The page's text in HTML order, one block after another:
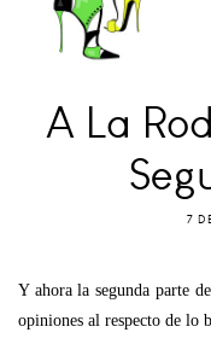
A La
7
Y ahora la segunda parte
opiniones al respecto de lo